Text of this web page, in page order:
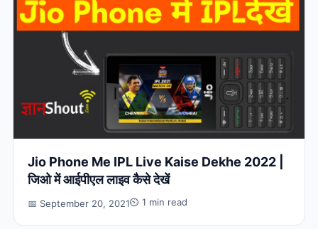
Jio Phone Me IPL Live Kaise Dekhe 2022 |
जिओ में आईपीएल लाइव कैसे देखें
📅 September 20, 2021⏲ 1 min read